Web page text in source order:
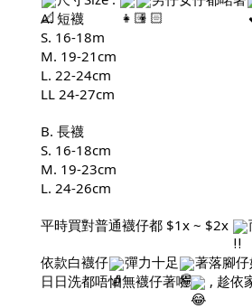
A. 短襪
S. 16-18m
M. 19-21cm
L. 22-24cm
LL 24-27cm
B. 長襪
S. 16-18cm
M. 19-23cm
L. 24-26cm
平時買對普通襪仔都 $1x ~ $2x
依款白襪仔 彈力十足 著落腳
日日洗都唔怕無襪仔著啦
, 趁依